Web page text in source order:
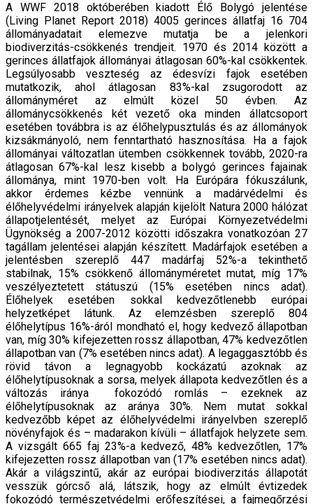
A WWF 2018 októberében kiadott Élő Bolygó jelentése
(Living Planet Report 2018) 4005 gerinces állatfaj 16 704
állományadatait elemezve mutatja be a jelenkori
biodiverzitás-csökkenés trendjeit. 1970 és 2014 között a
gerinces állatfajok állományai átlagosan 60%-kal csökkentek.
Legsúlyosabb veszteség az édesvízi fajok esetében
mutatkozik, ahol átlagosan 83%-kal zsugorodott az
állományméret az elmúlt közel 50 évben. Az
állománycsökkenés két vezető oka minden állatcsoport
esetében továbbra is az élőhelypusztulás és az állományok
kizsákmányoló, nem fenntartható hasznosítása. Ha a fajok
állományai változatlan ütemben csökkennek tovább, 2020-ra
átlagosan 67%-kal lesz kisebb a bolygó gerinces fajainak
állománya, mint 1970-ben volt. Ha Európára fókuszálunk,
akkor érdemes kézbe vennünk a madárvédelmi és
élőhelyvédelmi irányelvek alapján kijelölt Natura 2000 hálózat
állapotjelentését, melyet az Európai Környezetvédelmi
Ügynökség a 2007-2012 közötti időszakra vonatkozóan 27
tagállam jelentései alapján készített. Madárfajok esetében a
jelentésben szereplő 447 madárfaj 52%-a tekinthető
stabilnak, 15% csökkenő állományméretet mutat, míg 17%
veszélyeztetett státuszú (15% esetében nincs adat).
Élőhelyek esetében sokkal kedvezőtlenebb európai
helyzetképet látunk. Az elemzésben szereplő 804
élőhelytípus 16%-áról mondható el, hogy kedvező állapotban
van, míg 30% kifejezetten rossz állapotban, 47% kedvezőtlen
állapotban van (7% esetében nincs adat). A legaggasztóbb és
rövid távon a legnagyobb kockázatú azoknak az
élőhelytípusoknak a sorsa, melyek állapota kedvezőtlen és a
változás iránya fokozódó romlás – ezeknek az
élőhelytípusoknak az aránya 30%. Nem mutat sokkal
kedvezőbb képet az élőhelyvédelmi irányelvben szereplő
növényfajok és – madarakon kívüli – állatfajok helyzete sem.
A vizsgált 665 faj 23%-a kedvező, 48% kedvezőtlen, 17%
kifejezetten rossz állapotban van (17% esetében nincs adat).
Akár a világszintű, akár az európai biodiverzitás állapotát
vesszük górcső alá, látszik, hogy az elmúlt évtizedek
fokozódó természetvédelmi erőfeszítései, a fajmegőrzési